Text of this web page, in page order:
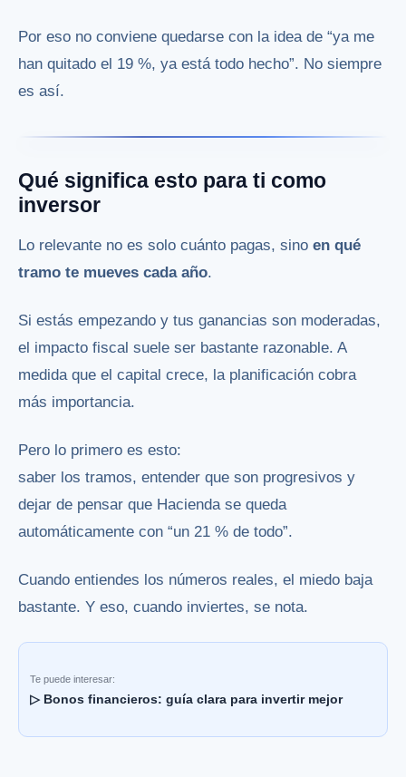
Por eso no conviene quedarse con la idea de “ya me
han quitado el 19 %, ya está todo hecho”. No siempre
es así.
Qué significa esto para ti como
inversor
Lo relevante no es solo cuánto pagas, sino en qué
tramo te mueves cada año.
Si estás empezando y tus ganancias son moderadas,
el impacto fiscal suele ser bastante razonable. A
medida que el capital crece, la planificación cobra
más importancia.
Pero lo primero es esto:
saber los tramos, entender que son progresivos y
dejar de pensar que Hacienda se queda
automáticamente con “un 21 % de todo”.
Cuando entiendes los números reales, el miedo baja
bastante. Y eso, cuando inviertes, se nota.
Te puede interesar:
▷ Bonos financieros: guía clara para invertir mejor